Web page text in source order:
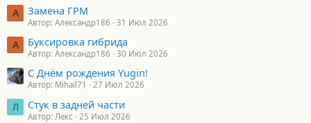
А Замена ГРМ
Автор: Александр186 31 Июл 2026
А Буксировка гибрида
Автор: Александр186 30 Июл 2026
С Днём рождения Yugin!
Автор: Mihail71 27 Июл 2026
Л Стук в задней части
Автор: Лекс 25 Июл 2026